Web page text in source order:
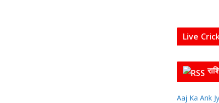
Live
Aaj Ka Ank